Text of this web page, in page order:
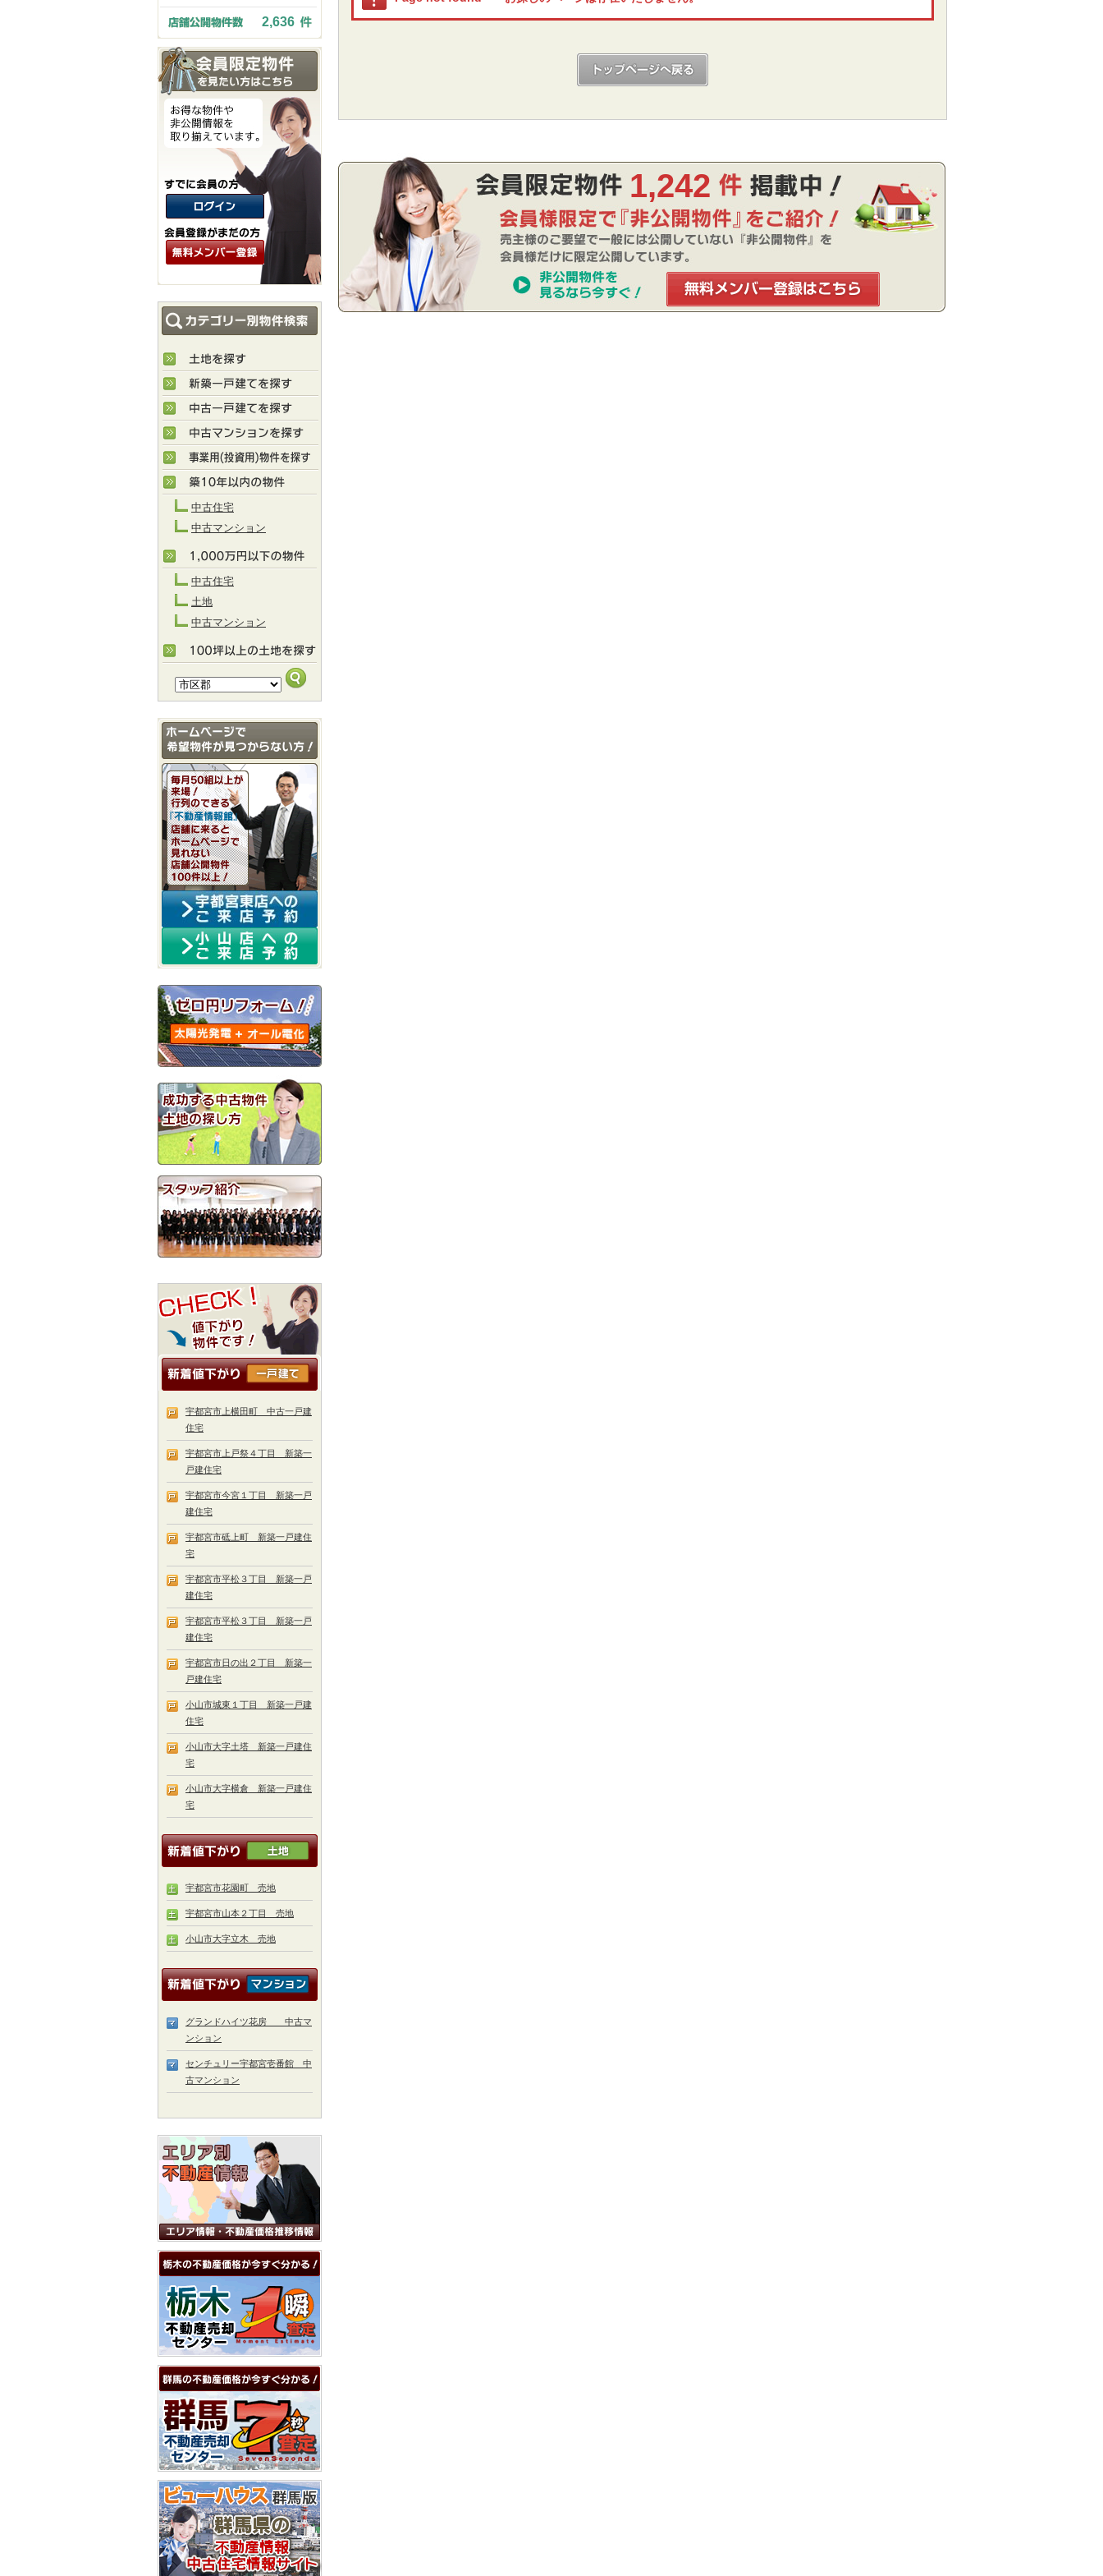
1,242
2,636
中古住宅
中古マンション
中古住宅
土地
中古マンション
宇都宮市上横田町 中古一戸建
住宅
宇都宮市上戸祭４丁目 新築一
戸建住宅
宇都宮市今宮１丁目 新築一戸
建住宅
宇都宮市砥上町 新築一戸建住
宅
宇都宮市平松３丁目 新築一戸
建住宅
宇都宮市平松３丁目 新築一戸
建住宅
宇都宮市日の出２丁目 新築一
戸建住宅
小山市城東１丁目 新築一戸建
住宅
小山市大字土塔 新築一戸建住
宅
小山市大字横倉 新築一戸建住
宅
宇都宮市花園町 売地
宇都宮市山本２丁目 売地
小山市大字立木 売地
グランドハイツ花房 中古マ
ンション
センチュリー宇都宮壱番館 中
古マンション